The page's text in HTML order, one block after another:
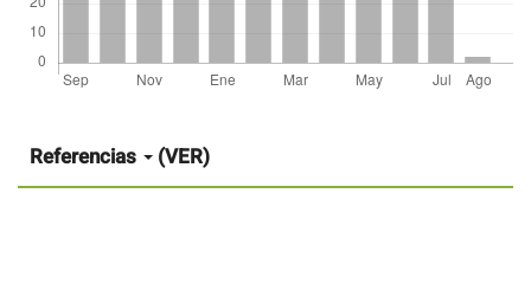
artículo
Referencias (VER)